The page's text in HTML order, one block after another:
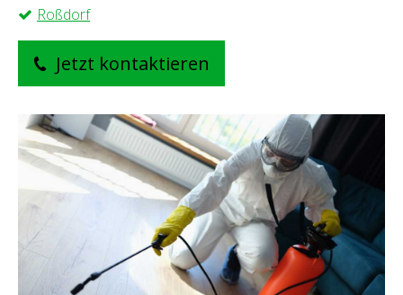
Roßdorf
Jetzt kontaktieren